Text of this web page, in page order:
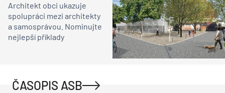
Architekt obci ukazuje
spolupráci mezi architekty
a samosprávou. Nominujte
nejlepší příklady
ČASOPIS ASB